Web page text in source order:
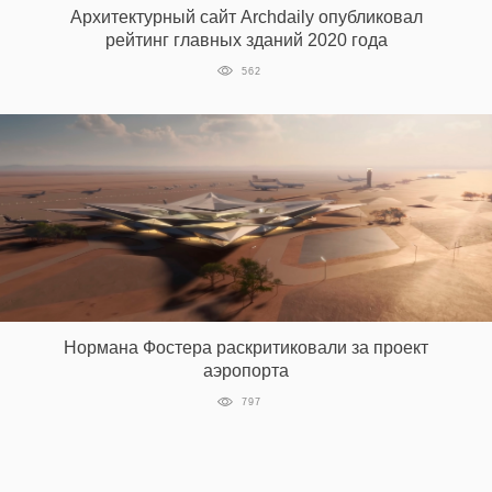
Архитектурный сайт Archdaily опубликовал
рейтинг главных зданий 2020 года
562
Нормана Фостера раскритиковали за проект
аэропорта
797